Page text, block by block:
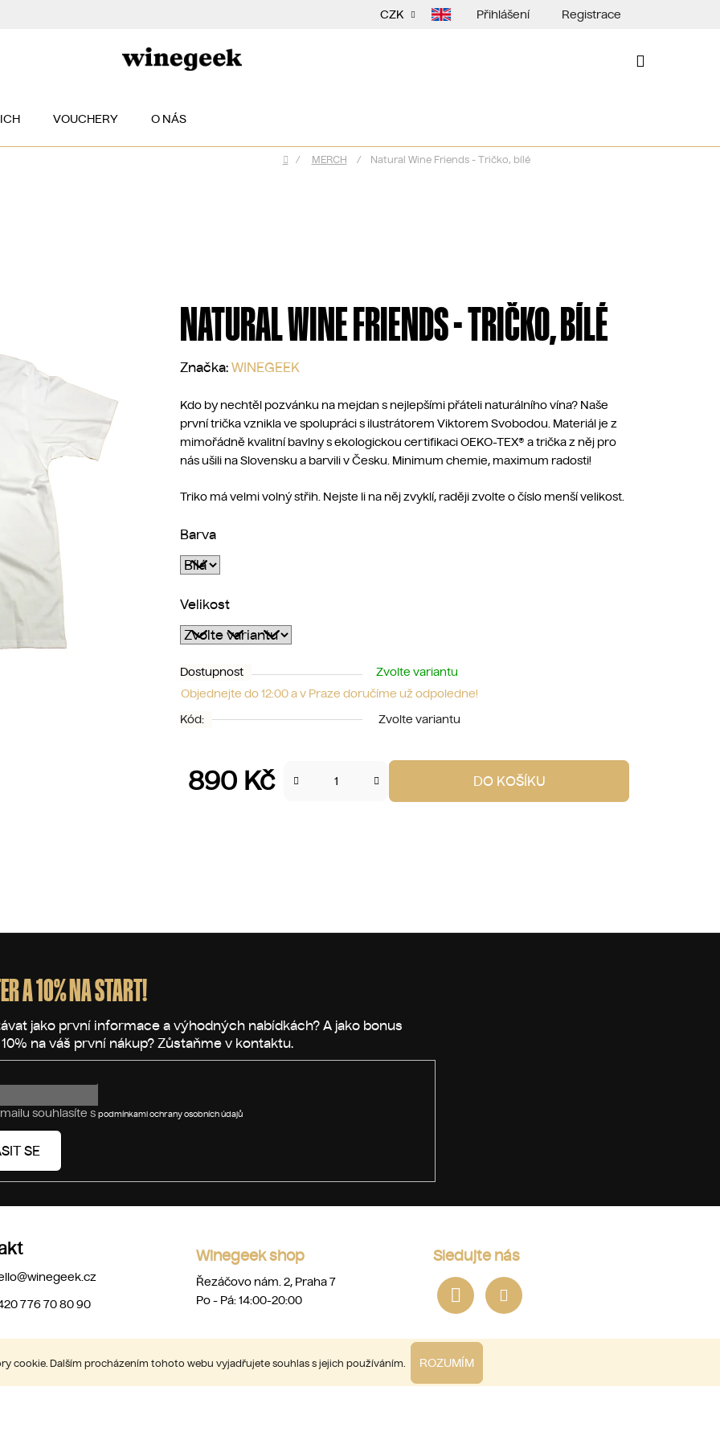
cookie. Dalším procházením tohoto webu vyjadřujete souhlas s jejich používáním. ROZUMÍM
CZK Přihlášení Registrace
VOUCHERY O NÁS
Domů
/ MERCH / Natural Wine Friends - Tričko, bílé
NATURAL WINE FRIENDS - TRIČKO, BÍLÉ
Značka: WINEGEEK
Kdo by nechtěl pozvánku na mejdan s nejlepšími přáteli naturálního vína? Naše
první trička vznikla ve spolupráci s ilustrátorem Viktorem Svobodou. Materiál je z
mimořádně kvalitní bavlny s ekologickou certifikaci OEKO-TEX® a trička z něj pro
nás ušili na Slovensku a barvili v Česku. Minimum chemie, maximum radosti!
Triko má velmi volný střih. Nejste li na něj zvyklí, raději zvolte o číslo menší velikost.
Barva
Velikost
Dostupnost
Zvolte variantu
Objednejte do 12:00 a v Praze doručíme už odpoledne!
Kód:
Zvolte variantu
890 Kč DO KOŠÍKU
A 10% NA START!
souhlasíte s podmínkami ochrany osobních údajů
SE
@winegeek.cz
776 70 80 90
Winegeek shop
Řezáčovo nám. 2, Praha 7
Po - Pá: 14:00-20:00
Sledujte nás